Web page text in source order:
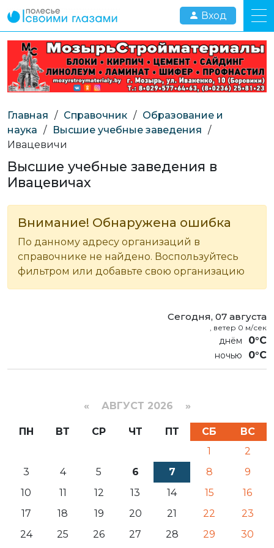
Вход
Главная / Справочник / Образование и
наука / Высшие учебные заведения /
Ивацевичи
Высшие учебные заведения в
Ивацевичах
Внимание! Обнаружена ошибка
По данному адресу организаций в
справочнике не найдено. Воспользуйтесь
фильтром или добавьте свою организацию
Сегодня, 07 августа
, ветер 0 м/сек
0°C
0°C
« АВГУСТ 2026 »
ПН ВТ СР ЧТ ПТ СБ
ВС
1
2
3
4 5 6 7 8
9
10
11 12 13 14 15
16
17
18 19 20 21 22
23
24
25 26 27 28 29 30